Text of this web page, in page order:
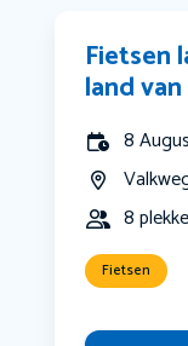
Fietsen
land
8
8
Fietsen